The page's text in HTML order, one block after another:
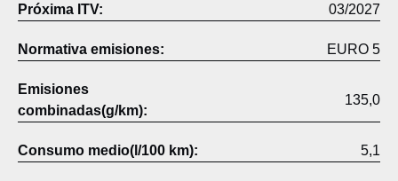
Próxima ITV: 03/2027
Normativa emisiones: EURO 5
Emisiones
combinadas(g/km):
135,0
Consumo medio(l/100 km): 5,1